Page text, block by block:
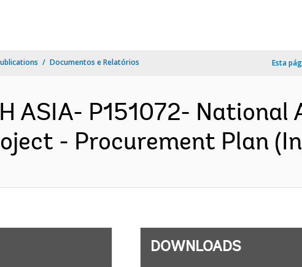
Documentos e Relatórios Esta
ASIA- P151072-
- Procurement Plan
DOWNLOADS